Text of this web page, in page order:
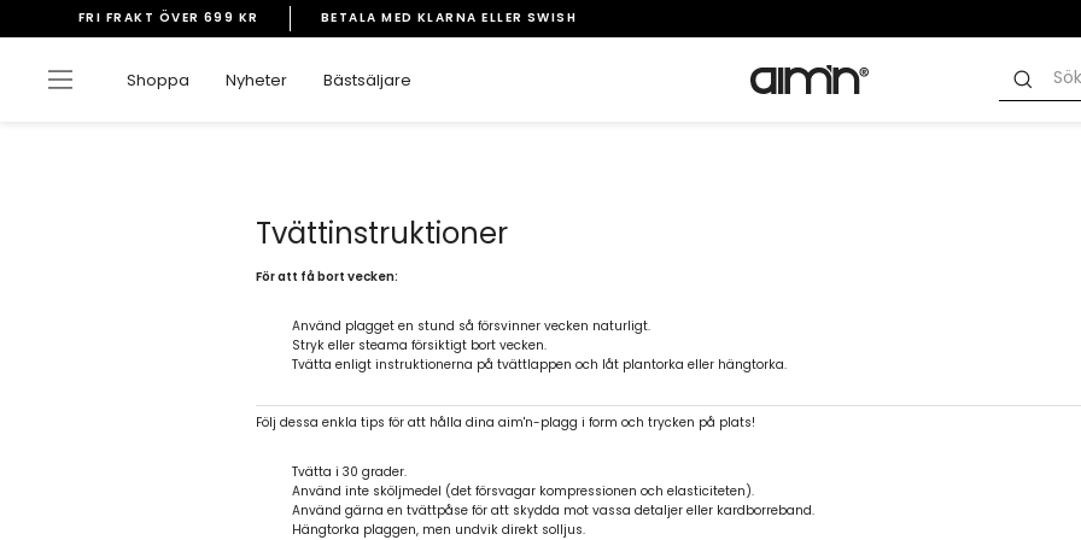
vidare
innehåll
Pausa
bildspelet
FRI FRAKT ÖVER 699 KR BETALA MED KLARNA ELLER SWISH
Sidnavigering
Shoppa Nyheter Bästsäljare
Tvättinstruktioner
För att få bort vecken:
Använd plagget en stund så försvinner vecken naturligt.
Stryk eller steama försiktigt bort vecken.
Tvätta enligt instruktionerna på tvättlappen och låt plantorka eller hängtorka.
Följ dessa enkla tips för att hålla dina aim'n-plagg i form och trycken på plats!
Tvätta i 30 grader.
Använd inte sköljmedel (det försvagar kompressionen och elasticiteten).
Använd gärna en tvättpåse för att skydda mot vassa detaljer eller kardborreband.
Hängtorka plaggen, men undvik direkt solljus.